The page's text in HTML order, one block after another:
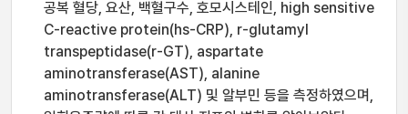
공복 혈당, 요산, 백혈구수, 호모시스테인, high sensitive
C-reactive protein(hs-CRP), r-glutamyl
transpeptidase(r-GT), aspartate
aminotransferase(AST), alanine
aminotransferase(ALT) 및 알부민 등을 측정하였으며,